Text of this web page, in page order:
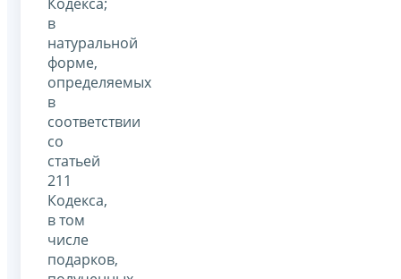
в
натуральной
форме,
определяемых
в
соответствии
со
статьей
211
Кодекса,
в том
числе
подарков,